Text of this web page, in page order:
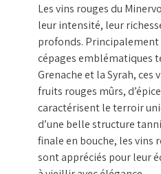
Les vins rouges du
leur intensité, leur
profonds.
cépages emblématiques
Grenache et la Syrah, ces
fruits rouges mûrs,
caractérisent le terroir
d’une belle structure
finale en bouche, les vins
sont appréciés pour leur